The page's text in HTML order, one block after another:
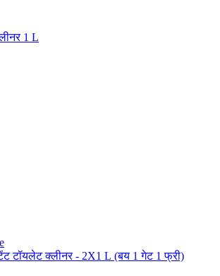
1 L
टॉयलेट क्लीनर - 2X1 L (बय 1 गेट 1 फ्री)